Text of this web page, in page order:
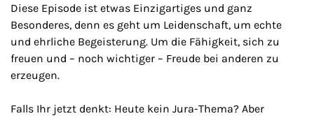
Diese Episode ist etwas Einzigartiges und ganz
Besonderes, denn es geht um Leidenschaft, um echte
und ehrliche Begeisterung. Um die Fähigkeit, sich zu
freuen und – noch wichtiger – Freude bei anderen zu
erzeugen.
Falls Ihr jetzt denkt: Heute kein Jura-Thema? Aber